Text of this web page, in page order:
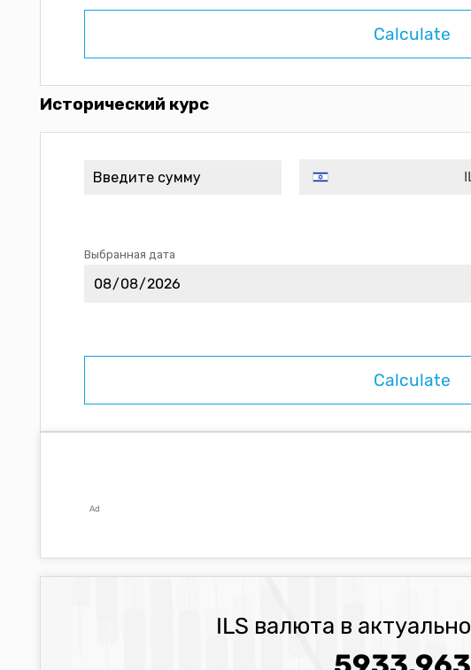
Calculate
Исторический курс
Выбранная дата
Ad
ILS валюта в